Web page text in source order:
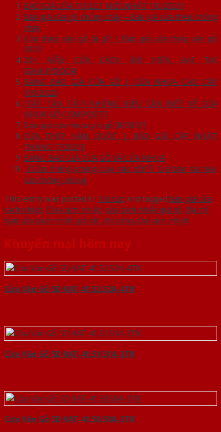
BÁO GIÁ CỬA TOILET MỚI NHẤT [10/2021]
Báo giá cửa gỗ chống cháy – Báo giá cửa thép chống
cháy
Cửa thép vân gỗ là gì? | Báo giá cửa thép vân gỗ
2022
20+ MẪU CỬA CÁCH ÂM HIỆN ĐẠI TẠI
GIAHUYDOOR
BẢNG BÁO GIÁ CỬA GỖ | CỬA NHỰA CAO CẤP
[03/2022]
[TẤT TẦN TẬT] NHỮNG ĐIỀU CẦN BIẾT VỀ CỬA
NHỰA GỖ COMPOSITE
Báo giá cửa nhựa giả gỗ [8/2021]
CỬA THÉP HÀN QUỐC | BÁO GIÁ CẬP NHẬT
THÁNG [7/2021]
BẢNG BÁO GIÁ CỬA GỖ VÀ CỬA NHỰA
【Cửa thông phòng loại nào tốt?】Giá bán các loại
cửa thông phòng
This entry was posted in Tin tứcand tagged báo giá cửa
cách nhiệt, Cửa cách nhiệt, cửa cách nhiệt giá rẻ, địa chỉ
bán cửa cách nhiệt giá tốt, thi công cửa cách nhiệt.
Khuyến mại hôm nay
Cửa Vân Gỗ 5D KAT-41.52.52A-4TK
Cửa Vân Gỗ 5D KAT-41.51.51A-3TK
Cửa Vân Gỗ 5D KAT-41.50.50A-3TK